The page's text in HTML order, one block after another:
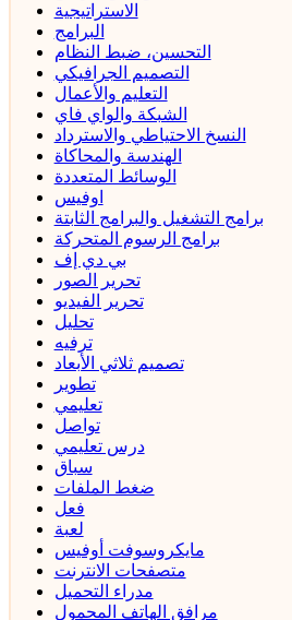
الاستراتيجية
البرامج
التحسين، ضبط النظام
التصميم الجرافيكي
التعليم والأعمال
الشبكة والواي فاي
النسخ الاحتياطي والاسترداد
الهندسة والمحاكاة
الوسائط المتعددة
اوفيس
برامج التشغيل والبرامج الثابتة
برامج الرسوم المتحركة
بي دي إف
تحرير الصور
تحرير الفيديو
تحليل
ترفيه
تصميم ثلاثي الأبعاد
تطوير
تعليمي
تواصل
درس تعليمي
سباق
ضغط الملفات
فعل
لعبة
مايكروسوفت أوفيس
متصفحات الانترنت
مدراء التحميل
مرافق الهاتف المحمول